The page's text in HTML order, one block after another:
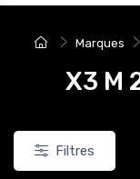
Marques
X3 M
Filtres